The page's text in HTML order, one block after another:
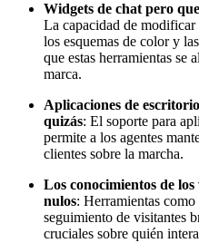
Widgets de chat pero
La capacidad de
los esquemas de color y
que estas herramientas se
marca.
Aplicaciones de
quizás: El soporte para
permite a los agentes
clientes sobre la marcha.
Los conocimientos de
nulos: Herramientas
seguimiento de visitantes
cruciales sobre quién